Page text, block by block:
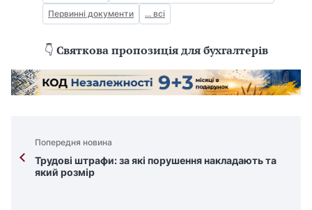
Первинні документи
... всі
👇 Святкова пропозиція для бухгалтерів
Попередня новина
Трудові штрафи: за які порушення накладають та
який розмір